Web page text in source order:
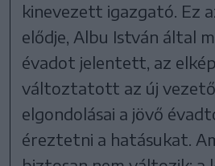
kinevezett igazgató. Ez
elődje, Albu István által
évadot jelentett, az
változtatott az új
elgondolásai a jövő
éreztetni a hatásukat.